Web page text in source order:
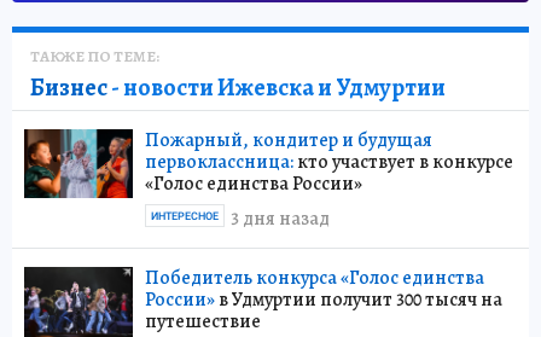
ТАКЖЕ ПО ТЕМЕ:
Бизнес- новости Ижевска и Удмуртии
Пожарный, кондитер и будущая
первоклассница:кто участвует в конкурсе
«Голос единства России»
3 дня назад
ИНТЕРЕСНОЕ
Победитель конкурса «Голос единства
России»в Удмуртии получит 300 тысяч на
путешествие